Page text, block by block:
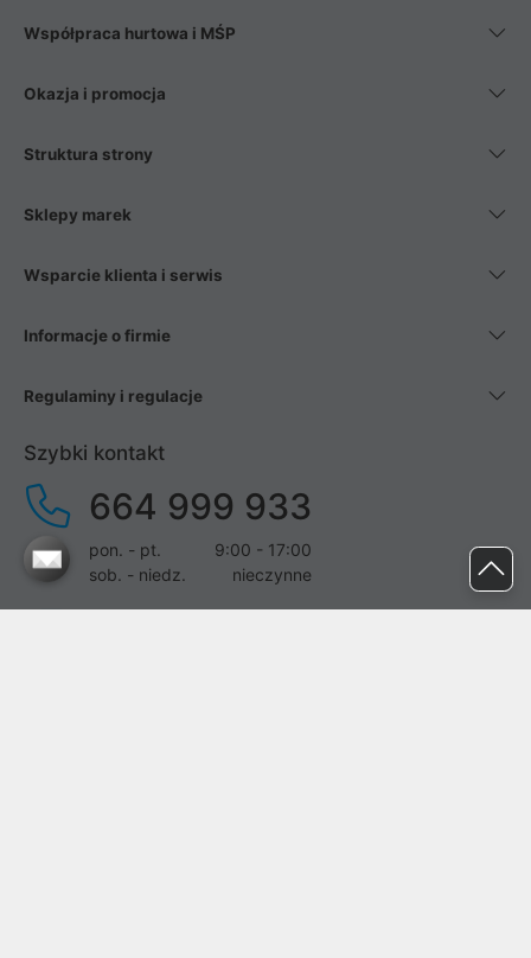
Współpraca hurtowa i MŚP
Okazja i promocja
Struktura strony
Sklepy marek
Wsparcie klienta i serwis
Informacje o firmie
Regulaminy i regulacje
Szybki kontakt
664 999 933
pon. - pt.
9:00 - 17:00
sob. - niedz.
nieczynne